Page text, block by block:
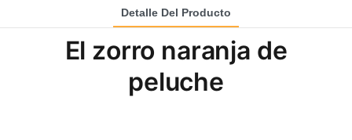
Detalle Del Producto
El zorro naranja de
peluche